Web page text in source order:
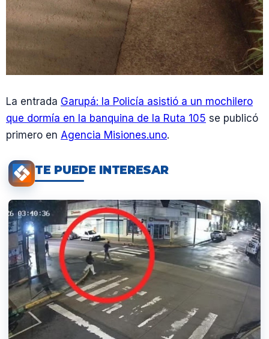
La entrada Garupá: la Policía asistió a un mochilero
que dormía en la banquina de la Ruta 105 se publicó
primero en Agencia Misiones.uno.
TE PUEDE INTERESAR